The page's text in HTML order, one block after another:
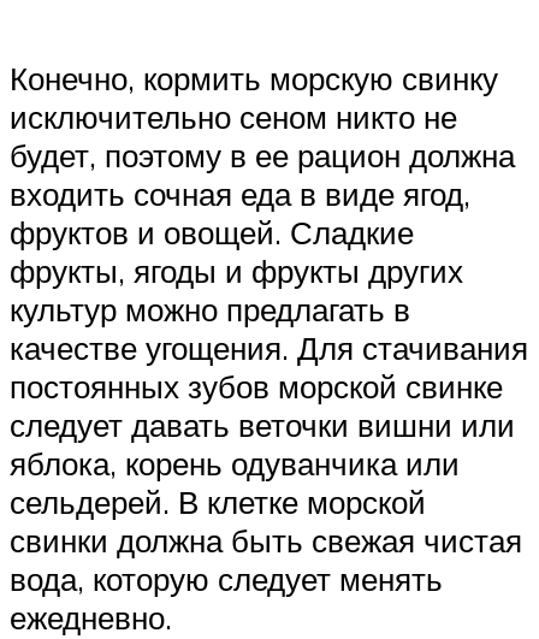
Конечно, кормить морскую свинку
исключительно сеном никто не
будет, поэтому в ее рацион должна
входить сочная еда в виде ягод,
фруктов и овощей. Сладкие
фрукты, ягоды и фрукты других
культур можно предлагать в
качестве угощения. Для стачивания
постоянных зубов морской свинке
следует давать веточки вишни или
яблока, корень одуванчика или
сельдерей. В клетке морской
свинки должна быть свежая чистая
вода, которую следует менять
ежедневно.